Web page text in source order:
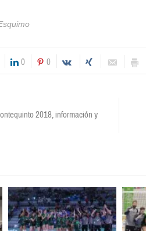
0 0
2018, información y